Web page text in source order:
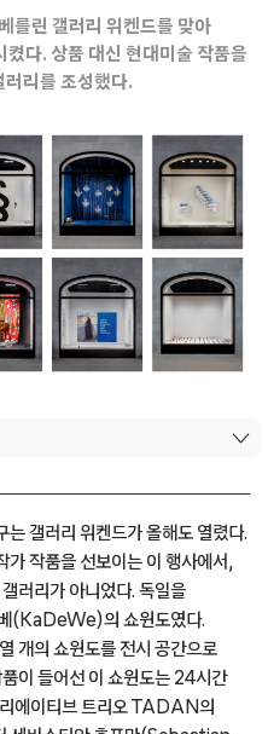
를린 갤러리 위켄드를 맞아
다. 상품 대신 현대미술 작품을
리를 조성했다.
갤러리 위켄드가 올해도 열렸다.
작품을 선보이는 이 행사에서,
러리가 아니었다. 독일을
(KaDeWe)의 쇼윈도였다.
개의 쇼윈도를 전시 공간으로
이 들어선 이 쇼윈도는 24시간
에이티브 트리오 TADAN의